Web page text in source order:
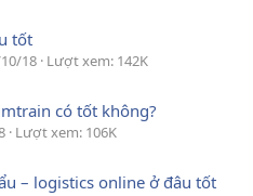
tốt
18 Lượt xem: 142K
có tốt không?
Lượt xem: 106K
– logistics online ở đâu tốt